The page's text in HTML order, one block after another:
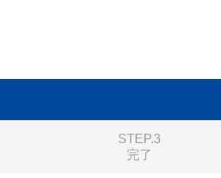
STEP.3
完了